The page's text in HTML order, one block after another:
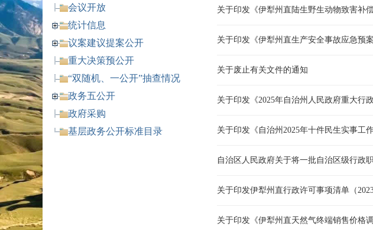
会议开放
统计信息
议案建议提案公开
重大决策预公开
“双随机、一公开”抽查情况
政务五公开
政府采购
基层政务公开标准目录
关于印发《伊犁州直陆生野生动物致害补
关于印发《伊犁州直生产安全事故应急预
关于废止有关文件的通知
关于印发《2025年自治州人民政府重大行
关于印发《自治州2025年十件民生实事工
自治区人民政府关于将一批自治区级行政
关于印发伊犁州直行政许可事项清单（
关于印发《伊犁州直天然气终端销售价格